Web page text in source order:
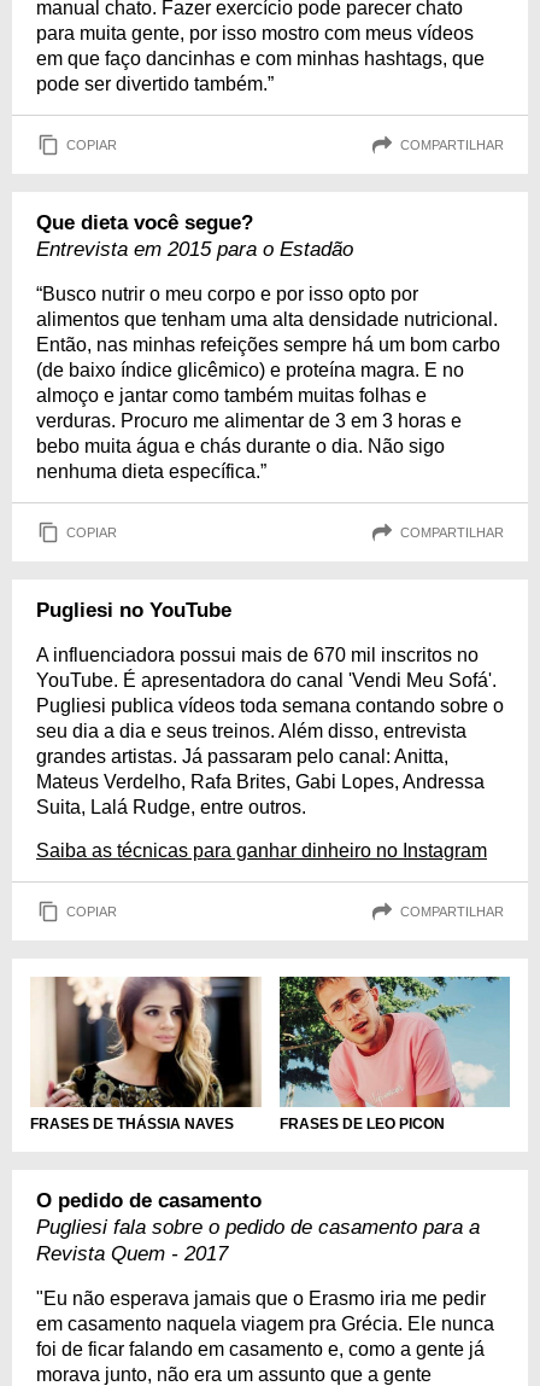
manual chato. Fazer exercício pode parecer chato
para muita gente, por isso mostro com meus vídeos
em que faço dancinhas e com minhas hashtags, que
pode ser divertido também.”
COPIAR COMPARTILHAR
Que dieta você segue?
Entrevista em 2015 para o Estadão
“Busco nutrir o meu corpo e por isso opto por
alimentos que tenham uma alta densidade nutricional.
Então, nas minhas refeições sempre há um bom carbo
(de baixo índice glicêmico) e proteína magra. E no
almoço e jantar como também muitas folhas e
verduras. Procuro me alimentar de 3 em 3 horas e
bebo muita água e chás durante o dia. Não sigo
nenhuma dieta específica.”
COPIAR COMPARTILHAR
Pugliesi no YouTube
A influenciadora possui mais de 670 mil inscritos no
YouTube. É apresentadora do canal 'Vendi Meu Sofá'.
Pugliesi publica vídeos toda semana contando sobre o
seu dia a dia e seus treinos. Além disso, entrevista
grandes artistas. Já passaram pelo canal: Anitta,
Mateus Verdelho, Rafa Brites, Gabi Lopes, Andressa
Suita, Lalá Rudge, entre outros.
Saiba as técnicas para ganhar dinheiro no Instagram
COPIAR COMPARTILHAR
FRASES DE THÁSSIA NAVES FRASES DE LEO PICON
O pedido de casamento
Pugliesi fala sobre o pedido de casamento para a
Revista Quem - 2017
"Eu não esperava jamais que o Erasmo iria me pedir
em casamento naquela viagem pra Grécia. Ele nunca
foi de ficar falando em casamento e, como a gente já
morava junto, não era um assunto que a gente